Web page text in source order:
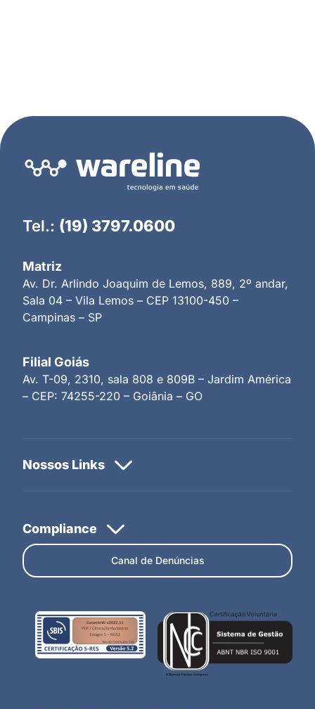
Tel.: (19) 3797.0600
Matriz
Av. Dr. Arlindo Joaquim de Lemos, 889, 2º andar,
Sala 04 – Vila Lemos – CEP 13100-450 –
Campinas – SP
Filial Goiás
Av. T-09, 2310, sala 808 e 809B – Jardim América
– CEP: 74255-220 – Goiânia – GO
Canal de Denúncias